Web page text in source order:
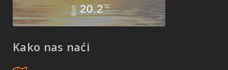
20.2°C
Kako nas naći